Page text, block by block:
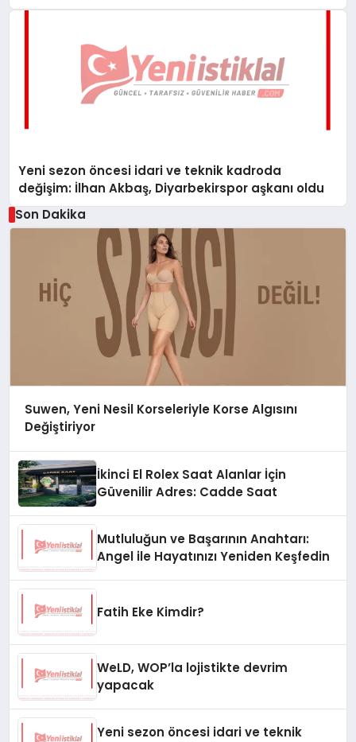
Yeni sezon öncesi idari ve teknik kadroda
değişim: İlhan Akbaş, Diyarbekirspor aşkanı oldu
Son Dakika
Suwen, Yeni Nesil Korseleriyle Korse Algısını
Değiştiriyor
İkinci El Rolex Saat Alanlar İçin
Güvenilir Adres: Cadde Saat
Mutluluğun ve Başarının Anahtarı:
Angel ile Hayatınızı Yeniden Keşfedin
Fatih Eke Kimdir?
WeLD, WOP’la lojistikte devrim
yapacak
Yeni sezon öncesi idari ve teknik